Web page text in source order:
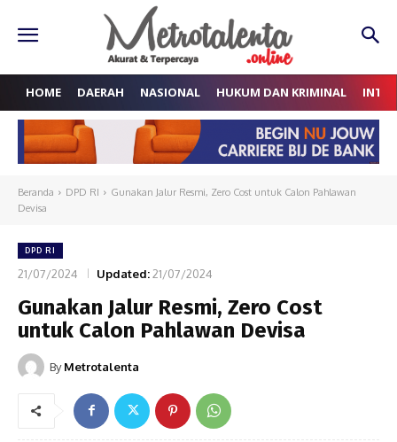
HOME DAERAH NASIONAL HUKUM DAN KRIMINAL
Beranda DPD RI
Gunakan Jalur Resmi, Zero Cost untuk Calon Pahlawan
Devisa
DPD RI
21/07/2024 Updated:21/07/2024
Gunakan Jalur Resmi, Zero Cost
untuk Calon Pahlawan Devisa
By Metrotalenta